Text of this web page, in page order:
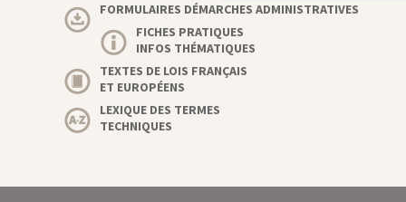
FORMULAIRES DÉMARCHES ADMINISTRATIVES
FICHES PRATIQUES
INFOS THÉMATIQUES
TEXTES DE LOIS FRANÇAIS
ET EUROPÉENS
LEXIQUE DES TERMES
TECHNIQUES